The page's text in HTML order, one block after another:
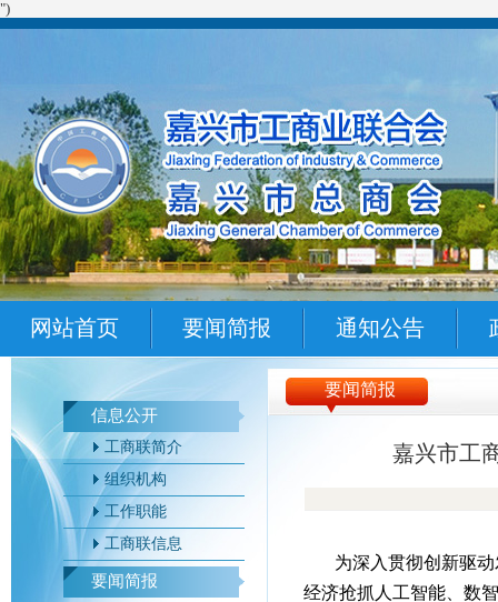
")
网站首页 要闻简报 通知公告
信息公开
工商联简介
组织机构
工作职能
工商联信息
要闻简报
要闻简报
嘉兴市工
为深入贯彻创新驱
经济抢抓人工智能、数